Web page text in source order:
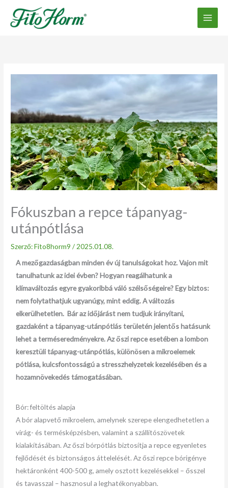
tartalomhoz
Fókuszban a repce tápanyag-
utánpótlása
Szerző:Fito8horm9/ 2025.01.08.
A mezőgazdaságban minden év új tanulságokat hoz. Vajon mit
tanulhatunk az idei évben? Hogyan reagálhatunk a
klímaváltozás egyre gyakoribbá váló szélsőségeire? Egy biztos:
nem folytathatjuk ugyanúgy, mint eddig. A változás
elkerülhetetlen. Bár az időjárást nem tudjuk irányítani,
gazdaként a tápanyag-utánpótlás területén jelentős hatásunk
lehet a terméseredményekre. Az őszi repce esetében a lombon
keresztüli tápanyag-utánpótlás, különösen a mikroelemek
pótlása, kulcsfontosságú a stresszhelyzetek kezelésében és a
hozamnövekedés támogatásában.
Bór: feltöltés alapja
A bór alapvető mikroelem, amelynek szerepe elengedhetetlen a
virág- és termésképzésben, valamint a szállítószövetek
kialakításában. Az őszi bórpótlás biztosítja a repce egyenletes
fejlődését és biztonságos áttelelését. Az őszi repce bórigénye
hektáronként 400-500 g, amely osztott kezelésekkel – ősszel
és tavasszal – hasznosul a leghatékonyabban.